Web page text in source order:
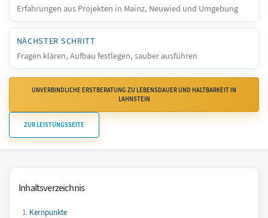
Erfahrungen aus Projekten in Mainz, Neuwied und Umgebung
NÄCHSTER SCHRITT
Fragen klären, Aufbau festlegen, sauber ausführen
UNVERBINDLICHE ERSTBERATUNG ZU LEBENSDAUER UND HALTBARKEIT IN
LAHNSTEIN
ZUR LEISTUNGSSEITE
Inhaltsverzeichnis
Kernpunkte